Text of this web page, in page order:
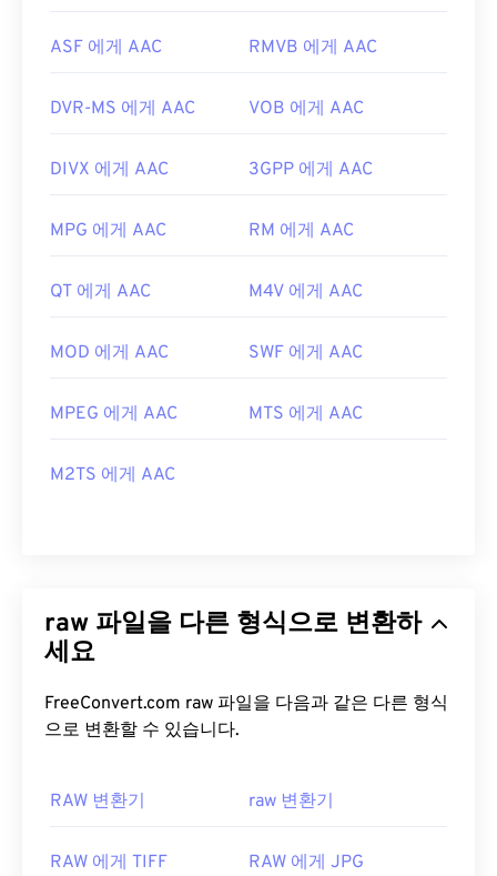
ASF 에게 AAC RMVB 에게 AAC
DVR-MS 에게 AAC VOB 에게 AAC
DIVX 에게 AAC 3GPP 에게 AAC
MPG 에게 AAC RM 에게 AAC
QT 에게 AAC M4V 에게 AAC
MOD 에게 AAC SWF 에게 AAC
MPEG 에게 AAC MTS 에게 AAC
M2TS 에게 AAC
raw 파일을 다른 형식으로 변환하
세요
FreeConvert.com raw 파일을 다음과 같은 다른 형식
으로 변환할 수 있습니다.
RAW 변환기 raw 변환기
RAW 에게 TIFF RAW 에게 JPG